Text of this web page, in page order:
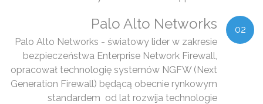
02
Palo Alto Networks
Palo Alto Networks - światowy lider w zakresie
bezpieczeństwa Enterprise Network Firewall,
opracował technologię systemów NGFW (Next
Generation Firewall) będącą obecnie rynkowym
standardem od lat rozwija technologie